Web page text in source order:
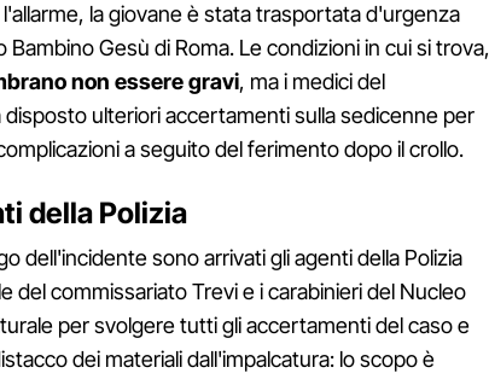
la giovane è stata trasportata d'urgenza
Bambino Gesù di Roma. Le condizioni in cui si trova,
non essere gravi, ma i medici del
ulteriori accertamenti sulla sedicenne per
a seguito del ferimento dopo il crollo.
della Polizia
dell'incidente sono arrivati gli agenti della Polizia
del commissariato Trevi e i carabinieri del Nucleo
per svolgere tutti gli accertamenti del caso e
dei materiali dall'impalcatura: lo scopo è